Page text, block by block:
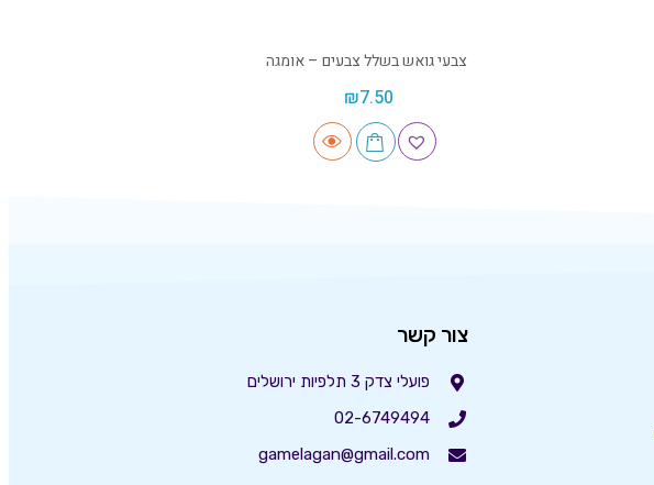
צבעי גואש בשלל צבעים – אומגה
₪7.50
צור קשר
פועלי צדק 3 תלפיות ירושלים
02-6749494
gamelagan@gmail.com